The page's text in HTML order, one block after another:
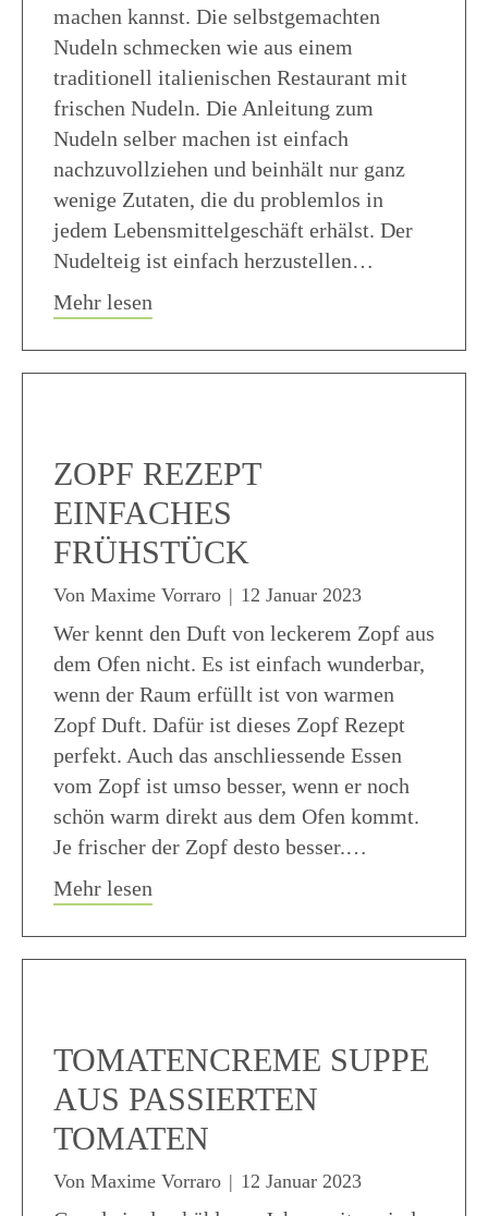
machen kannst. Die selbstgemachten
Nudeln schmecken wie aus einem
traditionell italienischen Restaurant mit
frischen Nudeln. Die Anleitung zum
Nudeln selber machen ist einfach
nachzuvollziehen und beinhält nur ganz
wenige Zutaten, die du problemlos in
jedem Lebensmittelgeschäft erhälst. Der
Nudelteig ist einfach herzustellen…
Mehr lesen
ZOPF REZEPT
EINFACHES
FRÜHSTÜCK
Von Maxime Vorraro | 12 Januar 2023
Wer kennt den Duft von leckerem Zopf aus
dem Ofen nicht. Es ist einfach wunderbar,
wenn der Raum erfüllt ist von warmen
Zopf Duft. Dafür ist dieses Zopf Rezept
perfekt. Auch das anschliessende Essen
vom Zopf ist umso besser, wenn er noch
schön warm direkt aus dem Ofen kommt.
Je frischer der Zopf desto besser.…
Mehr lesen
TOMATENCREME SUPPE
AUS PASSIERTEN
TOMATEN
Von Maxime Vorraro | 12 Januar 2023